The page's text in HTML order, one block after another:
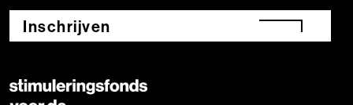
Inschrijven